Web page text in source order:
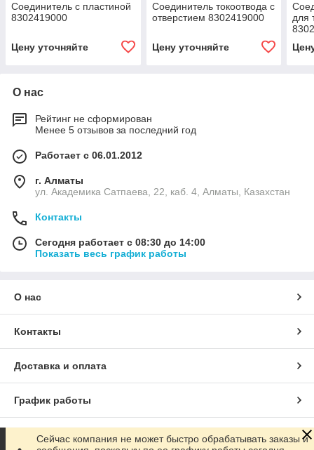
Соединитель с пластиной
8302419000
Цену уточняйте
Соединитель токоотвода с
отверстием 8302419000
Цену уточняйте
для
О нас
Рейтинг не сформирован
Менее 5 отзывов за последний год
Работает с 06.01.2012
г. Алматы
ул. Академика Сатпаева, 22, каб. 4, Алматы, Казахстан
Контакты
Сегодня работает с 08:30 до 14:00
Показать весь график работы
О нас
Контакты
Доставка и оплата
График работы
Полная версия сайта
Сейчас компания не может быстро обрабатывать заказы и